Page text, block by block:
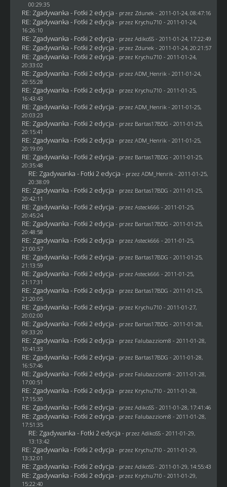
00:29:35
RE: Zgadywanka - Fotki 2 edycja - przez Zdunek - 2011-01-24, 08:47:16
RE: Zgadywanka - Fotki 2 edycja - przez Krychu710 - 2011-01-24,
16:26:10
RE: Zgadywanka - Fotki 2 edycja - przez AdikoSS - 2011-01-24, 17:22:49
RE: Zgadywanka - Fotki 2 edycja - przez Zdunek - 2011-01-24, 20:21:57
RE: Zgadywanka - Fotki 2 edycja - przez Krychu710 - 2011-01-24,
20:33:02
RE: Zgadywanka - Fotki 2 edycja - przez ADM_Henrik - 2011-01-24,
20:55:28
RE: Zgadywanka - Fotki 2 edycja - przez Krychu710 - 2011-01-25,
16:43:43
RE: Zgadywanka - Fotki 2 edycja - przez ADM_Henrik - 2011-01-25,
20:03:23
RE: Zgadywanka - Fotki 2 edycja - przez Bartas17BDG - 2011-01-25,
20:15:41
RE: Zgadywanka - Fotki 2 edycja - przez ADM_Henrik - 2011-01-25,
20:19:09
RE: Zgadywanka - Fotki 2 edycja - przez Bartas17BDG - 2011-01-25,
20:35:48
RE: Zgadywanka - Fotki 2 edycja - przez ADM_Henrik - 2011-01-25,
20:38:09
RE: Zgadywanka - Fotki 2 edycja - przez Bartas17BDG - 2011-01-25,
20:42:11
RE: Zgadywanka - Fotki 2 edycja - przez Asteck666 - 2011-01-25,
20:45:24
RE: Zgadywanka - Fotki 2 edycja - przez Bartas17BDG - 2011-01-25,
20:48:58
RE: Zgadywanka - Fotki 2 edycja - przez Asteck666 - 2011-01-25,
21:00:57
RE: Zgadywanka - Fotki 2 edycja - przez Bartas17BDG - 2011-01-25,
21:13:59
RE: Zgadywanka - Fotki 2 edycja - przez Asteck666 - 2011-01-25,
21:17:31
RE: Zgadywanka - Fotki 2 edycja - przez Bartas17BDG - 2011-01-25,
21:20:05
RE: Zgadywanka - Fotki 2 edycja - przez Krychu710 - 2011-01-27,
20:02:00
RE: Zgadywanka - Fotki 2 edycja - przez Bartas17BDG - 2011-01-28,
09:33:20
RE: Zgadywanka - Fotki 2 edycja - przez Falubazziom8 - 2011-01-28,
10:41:33
RE: Zgadywanka - Fotki 2 edycja - przez Bartas17BDG - 2011-01-28,
16:57:46
RE: Zgadywanka - Fotki 2 edycja - przez Falubazziom8 - 2011-01-28,
17:00:51
RE: Zgadywanka - Fotki 2 edycja - przez Krychu710 - 2011-01-28,
17:15:30
RE: Zgadywanka - Fotki 2 edycja - przez AdikoSS - 2011-01-28, 17:41:46
RE: Zgadywanka - Fotki 2 edycja - przez Falubazziom8 - 2011-01-28,
17:51:35
RE: Zgadywanka - Fotki 2 edycja - przez AdikoSS - 2011-01-29,
13:13:42
RE: Zgadywanka - Fotki 2 edycja - przez Krychu710 - 2011-01-29,
13:32:01
RE: Zgadywanka - Fotki 2 edycja - przez AdikoSS - 2011-01-29, 14:55:43
RE: Zgadywanka - Fotki 2 edycja - przez Krychu710 - 2011-01-29,
15:22:40